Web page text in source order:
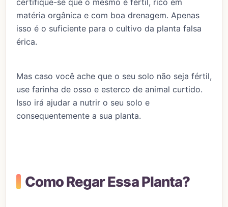
matéria orgânica e com boa drenagem. Apenas
isso é o suficiente para o cultivo da planta falsa
érica.
Mas caso você ache que o seu solo não seja fértil,
use farinha de osso e esterco de animal curtido.
Isso irá ajudar a nutrir o seu solo e
consequentemente a sua planta.
Como Regar Essa Planta?